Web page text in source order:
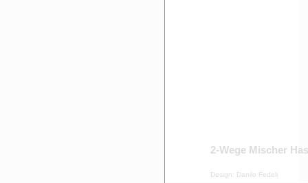
2-Wege Mischer
Design: Danilo Fedeli